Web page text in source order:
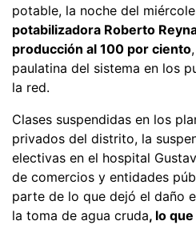
potable, la noche del
potabilizadora Roberto
producción al 100 por ciento
paulatina del sistema en los
la red.
Clases suspendidas en los
privados del distrito, la
electivas en el hospital
de comercios y entidades
parte de lo que dejó el daño
la toma de agua cruda, lo